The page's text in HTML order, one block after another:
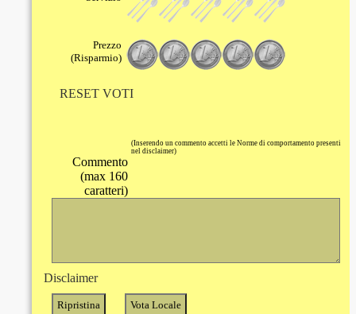
Prezzo
(Risparmio)
RESET VOTI
(Inserendo un commento accetti le Norme di comportamento presenti
nel disclaimer)
Commento
(max 160
caratteri)
Disclaimer